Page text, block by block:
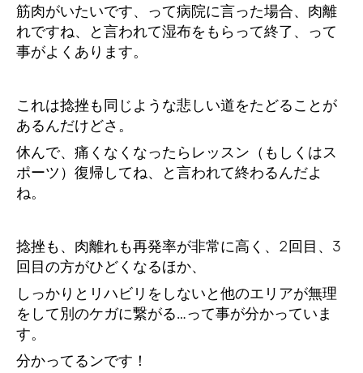
筋肉がいたいです、って病院に言った場合、肉離
れですね、と言われて湿布をもらって終了、って
事がよくあります。
これは捻挫も同じような悲しい道をたどることが
あるんだけどさ。
休んで、痛くなくなったらレッスン（もしくはス
ポーツ）復帰してね、と言われて終わるんだよ
ね。
捻挫も、肉離れも再発率が非常に高く、2回目、3
回目の方がひどくなるほか、
しっかりとリハビリをしないと他のエリアが無理
をして別のケガに繋がる…って事が分かっていま
す。
分かってるンです！